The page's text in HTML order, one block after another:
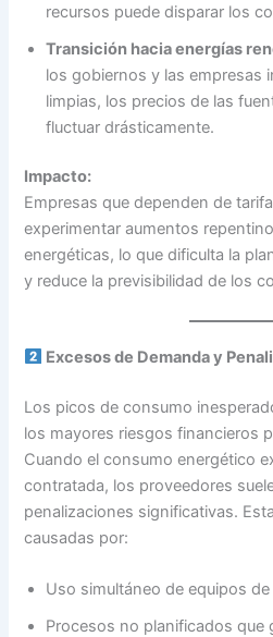
recursos puede disparar los
Transición hacia energías
los gobiernos y las empresas
limpias, los precios de las
fluctuar drásticamente.
Impacto:
Empresas que dependen de
experimentar aumentos
energéticas, lo que dificulta la
y reduce la previsibilidad de los
Excesos de Demanda y
Los picos de consumo
los mayores riesgos financieros
Cuando el consumo energético
contratada, los proveedores
penalizaciones significativas.
causadas por:
Uso simultáneo de equipos
Procesos no planificados que